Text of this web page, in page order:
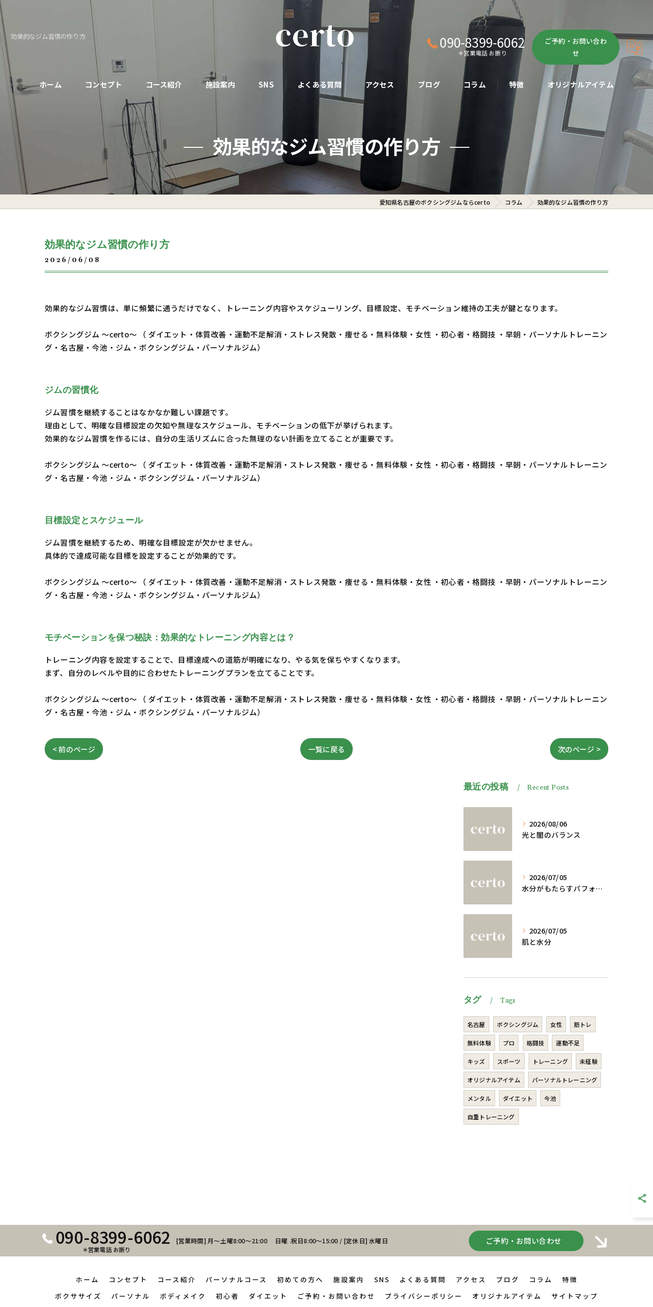
効果的なジム習慣の作り方 090-8399-6062
＊営業電話 お断り
ご予約・お問い合わ
せ
ホーム コンセプト コース紹介
パーソナルコース
初めての方へ
施設案内 SNS よくある質問 アクセス ブログ コラム 特徴
ボクササイズ
パーソナル
ボディメイク
初心者
ダイエット
オリジナルアイテム
効果的なジム習慣の作り方
愛知県名古屋のボクシングジムならcerto コラム 効果的なジム習慣の作り方
効果的なジム習慣の作り方
2026/06/08
効果的なジム習慣は、単に頻繁に通うだけでなく、トレーニング内容やスケジューリング、目標設定、モチベーション維持の工夫が鍵となります。
ボクシングジム ～certo～ （ ダイエット・体質改善・運動不足解消・ストレス発散・痩せる・無料体験・女性 ・初心者・格闘技 ・早朝・パーソナルトレーニン
グ・名古屋・今池・ジム・ボクシングジム・パーソナルジム）
ジムの習慣化
ジム習慣を継続することはなかなか難しい課題です。
理由として、明確な目標設定の欠如や無理なスケジュール、モチベーションの低下が挙げられます。
効果的なジム習慣を作るには、自分の生活リズムに合った無理のない計画を立てることが重要です。
ボクシングジム ～certo～ （ ダイエット・体質改善・運動不足解消・ストレス発散・痩せる・無料体験・女性 ・初心者・格闘技 ・早朝・パーソナルトレーニン
グ・名古屋・今池・ジム・ボクシングジム・パーソナルジム）
目標設定とスケジュール
ジム習慣を継続するため、明確な目標設定が欠かせません。
具体的で達成可能な目標を設定することが効果的です。
ボクシングジム ～certo～ （ ダイエット・体質改善・運動不足解消・ストレス発散・痩せる・無料体験・女性 ・初心者・格闘技 ・早朝・パーソナルトレーニン
グ・名古屋・今池・ジム・ボクシングジム・パーソナルジム）
モチベーションを保つ秘訣：効果的なトレーニング内容とは？
トレーニング内容を設定することで、目標達成への道筋が明確になり、やる気を保ちやすくなります。
まず、自分のレベルや目的に合わせたトレーニングプランを立てることです。
ボクシングジム ～certo～ （ ダイエット・体質改善・運動不足解消・ストレス発散・痩せる・無料体験・女性 ・初心者・格闘技 ・早朝・パーソナルトレーニン
グ・名古屋・今池・ジム・ボクシングジム・パーソナルジム）
< 前のページ 一覧に戻る 次のページ >
最近の投稿 Recent Posts
2026/08/06
光と闇のバランス
2026/07/05
水分がもたらすパフォーマンスへの影響
2026/07/05
肌と水分
タグ Tags
名古屋 ボクシングジム 女性 筋トレ
無料体験 プロ 格闘技 運動不足
キッズ スポーツ トレーニング 未経験
オリジナルアイテム パーソナルトレーニング
メンタル ダイエット 今池
自重トレーニング
090-8399-6062
＊営業電話 お断り
[営業時間] 月～土曜8:00～21:00 日曜 .祝日8:00～15:00 / [定休日] 水曜日 ご予約・お問い合わせ
ホーム コンセプト コース紹介 パーソナルコース 初めての方へ 施設案内 SNS よくある質問 アクセス ブログ コラム
特徴
ボクササイズ
パーソナル ボディメイク 初心者 ダイエット ご予約・お問い合わせ プライバシーポリシー オリジナルアイテム サイトマップ